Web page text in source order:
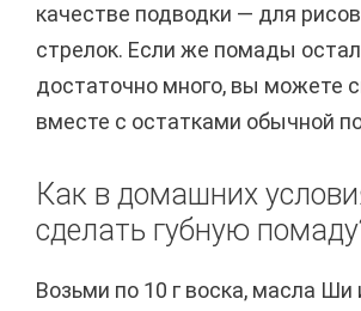
качестве подводки — для
стрелок. Если же помады
достаточно много, вы можете
вместе с остатками обычной
Как в домашних
сделать губную
Возьми по 10 г воска, масла Ши